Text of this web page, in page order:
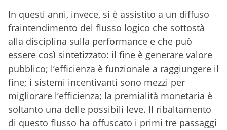
In questi anni, invece, si è assistito a un diffuso
fraintendimento del flusso logico che sottostà
alla disciplina sulla performance e che può
essere così sintetizzato: il fine è generare valore
pubblico; l’efficienza è funzionale a raggiungere il
fine; i sistemi incentivanti sono mezzi per
migliorare l’efficienza; la premialità monetaria è
soltanto una delle possibili leve. Il ribaltamento
di questo flusso ha offuscato i primi tre passaggi